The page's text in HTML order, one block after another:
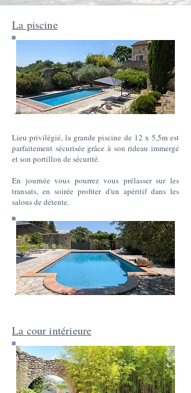
La piscine
Lieu privilégié, la grande piscine de 12 x 5,5m est
parfaitement sécurisée grâce à son rideau immergé
et son portillon de sécurité.
En journée vous pourrez vous prélasser sur les
transats, en soirée profiter d'un apéritif dans les
salons de détente.
La cour intérieure